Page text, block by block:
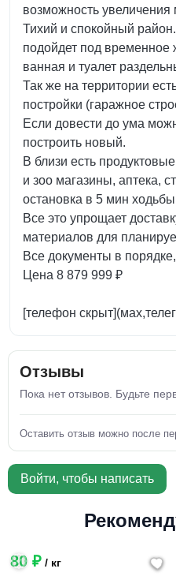
возможность увеличения
Тихий и спокойный
подойдет под временное
ванная и туалет
Так же на территории
постройки (гаражное
Если довести до ума
построить новый.
В близи есть
и зоо магазины, аптека,
остановка в 5 мин
Все это упрощает
материалов для
Все документы в
Цена 8 879 999 ₽
[телефон
Отзывы
Пока нет отзывов. Будьте
Оставить отзыв можно после
Войти, чтобы написать
80 ₽ / кг